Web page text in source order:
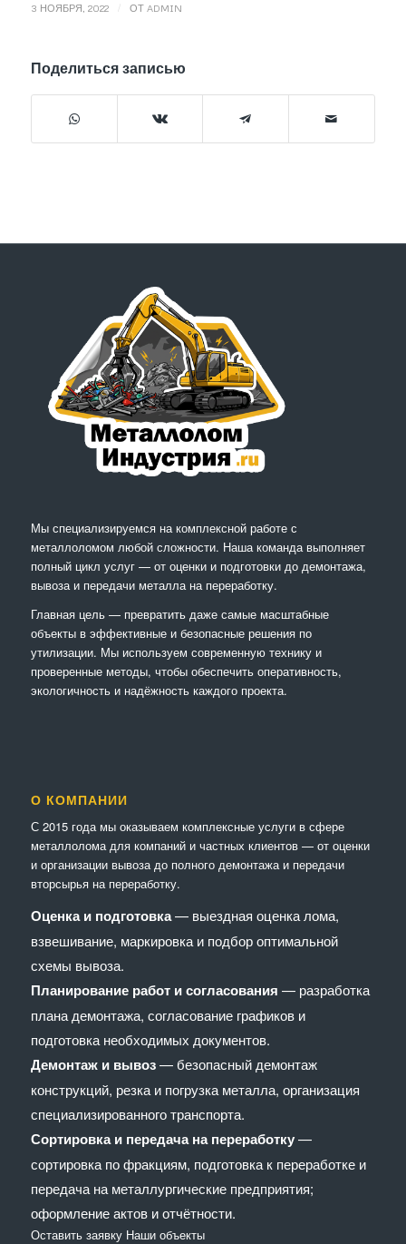
3 НОЯБРЯ, 2022 ОТ ADMIN
Поделиться записью
Мы специализируемся на комплексной работе с
металлоломом любой сложности. Наша команда выполняет
полный цикл услуг — от оценки и подготовки до демонтажа,
вывоза и передачи металла на переработку.
Главная цель — превратить даже самые масштабные
объекты в эффективные и безопасные решения по
утилизации. Мы используем современную технику и
проверенные методы, чтобы обеспечить оперативность,
экологичность и надёжность каждого проекта.
О КОМПАНИИ
С 2015 года мы оказываем комплексные услуги в сфере
металлолома для компаний и частных клиентов — от оценки
и организации вывоза до полного демонтажа и передачи
вторсырья на переработку.
Оценка и подготовка— выездная оценка лома,
взвешивание, маркировка и подбор оптимальной
схемы вывоза.
Планирование работ и согласования — разработка
плана демонтажа, согласование графиков и
подготовка необходимых документов.
Демонтаж и вывоз— безопасный демонтаж
конструкций, резка и погрузка металла, организация
специализированного транспорта.
Сортировка и передача на переработку—
сортировка по фракциям, подготовка к переработке и
передача на металлургические предприятия;
оформление актов и отчётности.
Оставить заявку Наши объекты